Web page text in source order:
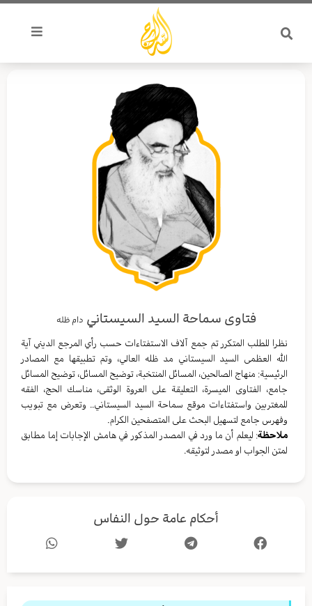
تخطي
المحتوى
فتاوى سماحة السيد السيستاني دام ظله
نظرا للطلب المتكرر تم جمع آلاف الاستفتاءات حسب رأي المرجع الديني آية
الله العظمى السيد السيستاني مد ظله العالي، وتم تطبيقها مع المصادر
الرئيسية: منهاج الصالحين، المسائل المنتخبة، توضيح المسائل، توضيح المسائل
جامع، الفتاوى الميسرة، التعليقة على العروة الوثقى، مناسك الحج، الفقه
للمغتربين واستفتاءات موقع سماحة السيد السيستاني.. وتعرض مع تبويب
وفهرس جامع لتسهيل البحث على المتصفحين الكرام.
ملاحظة: ليعلم أن ما ورد في المصدر المذكور في هامش الإجابات إما مطابق
لمتن الجواب او مصدر لتوثيقه.
أحكام عامة حول النفاس